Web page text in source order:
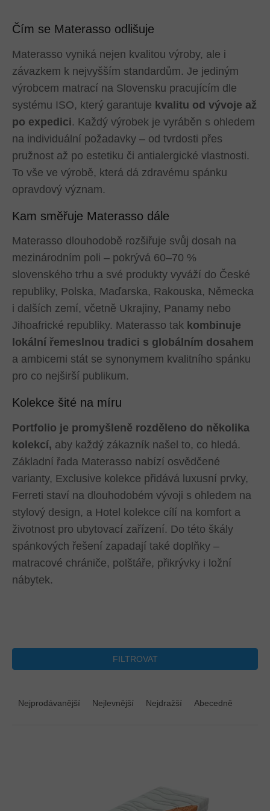
Čím se Materasso odlišuje
Materasso vyniká nejen kvalitou výroby, ale i
závazkem k nejvyšším standardům. Je jediným
výrobcem matrací na Slovensku pracujícím dle
systému ISO, který garantuje kvalitu od vývoje až
po expedici. Každý výrobek je vyráběn s ohledem
na individuální požadavky – od tvrdosti přes
pružnost až po estetiku či antialergické vlastnosti.
To vše ve výrobě, která dá zdravému spánku
opravdový význam.
Kam směřuje Materasso dále
Materasso dlouhodobě rozšiřuje svůj dosah na
mezinárodním poli – pokrývá 60–70 %
slovenského trhu a své produkty vyváží do České
republiky, Polska, Maďarska, Rakouska, Německa
i dalších zemí, včetně Ukrajiny, Panamy nebo
Jihoafrické republiky. Materasso tak kombinuje
lokální řemeslnou tradici s globálním dosahem
a ambicemi stát se synonymem kvalitního spánku
pro co nejširší publikum.
Kolekce šité na míru
Portfolio je promyšleně rozděleno do několika
kolekcí, aby každý zákazník našel to, co hledá.
Základní řada Materasso nabízí osvědčené
varianty, Exclusive kolekce přidává luxusní prvky,
Ferreti staví na dlouhodobém vývoji s ohledem na
stylový design, a Hotel kolekce cílí na komfort a
životnost pro ubytovací zařízení. Do této škály
spánkových řešení zapadají také doplňky –
matracové chrániče, polštáře, přikrývky i ložní
nábytek.
FILTROVAT
Nejprodávanější Nejlevnější Nejdražší Abecedně